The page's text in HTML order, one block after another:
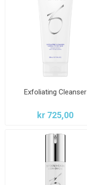
Exfoliating Cleanser
kr 725,00